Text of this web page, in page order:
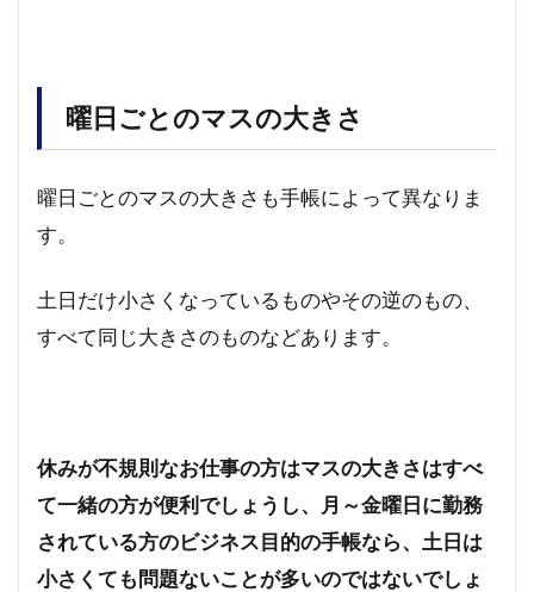
曜日ごとのマスの大きさ
曜日ごとのマスの大きさも手帳によって異なりま
す。
土日だけ小さくなっているものやその逆のもの、
すべて同じ大きさのものなどあります。
休みが不規則なお仕事の方はマスの大きさはすべ
て一緒の方が便利でしょうし、月～金曜日に勤務
されている方のビジネス目的の手帳なら、土日は
小さくても問題ないことが多いのではないでしょ